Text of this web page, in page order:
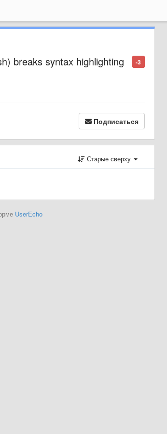
-3
breaks syntax highlighting
Подписаться
Старые сверху
UserEcho